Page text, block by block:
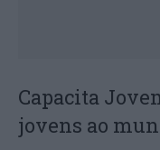
Capacita
jovens ao